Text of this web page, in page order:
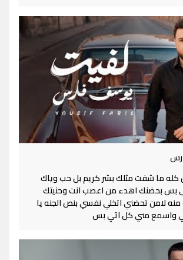
كله ما شفت مثلك بشر كريم بل حب وياك
بس بحضنك اهدء من اعصب انت وحنيتك
لامن تحضني اتخلي نفسي بنص الجنه يا
واسمع مني كل اتي بس